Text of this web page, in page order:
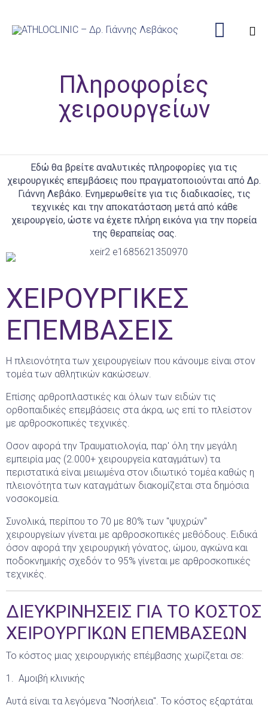

Πληροφορίες
χειρουργείων
Εδώ θα βρείτε αναλυτικές πληροφορίες για τις
χειρουργικές επεμβάσεις που πραγματοποιούνται από Δρ.
Γιάννη Λεβάκο. Ενημερωθείτε για τις διαδικασίες, τις
τεχνικές και την αποκατάσταση μετά από κάθε
χειρουργείο, ώστε να έχετε πλήρη εικόνα για την πορεία
της θεραπείας σας.
ΧΕΙΡΟΥΡΓΙΚΕΣ
ΕΠΕΜΒΑΣΕΙΣ
Η πλειονότητα των χειρουργείων που κάνουμε είναι στον
τομέα των αθλητικών κακώσεων.
Επίσης αρθροπλαστικές και όλων των ειδών τις
ορθοπαιδικές επεμβάσεις στα άκρα, ως επί το πλείστον
με αρθροσκοπικές τεχνικές.
Οσον αφορά την Τραυματιολογία, παρ' όλη την μεγάλη
εμπειρία μας (2.000+ χειρουργεία καταγμάτων) τα
περιστατικά είναι μειωμένα στον ιδιωτικό τομέα καθώς η
πλειονότητα των καταγμάτων διακομίζεται στα δημόσια
νοσοκομεία.
Συνολικά, περίπου το 70 με 80% των "ψυχρών"
χειρουργείων γίνεται με αρθροσκοπικές μεθόδους. Ειδικά
όσον αφορά την χειρουργική γόνατος, ώμου, αγκώνα και
ποδοκνημικής σχεδόν το 95% γίνεται με αρθροσκοπικές
τεχνικές.
ΔΙΕΥΚΡΙΝΗΣΕΙΣ ΓΙΑ ΤΟ ΚΟΣΤΟΣ
ΧΕΙΡΟΥΡΓΙΚΩΝ ΕΠΕΜΒΑΣΕΩΝ
Το κόστος μιας χειρουργικής επέμβασης χωρίζεται σε:
1. Αμοιβή κλινικής
Αυτά είναι τα λεγόμενα "Νοσήλεια". Το κόστος εξαρτάται